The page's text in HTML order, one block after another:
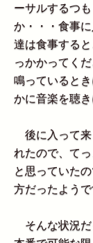
ーサルするつ
か・・・食事
達は食事する
っかかってく
鳴っていると
かに音楽を聴
後に入って来
れたので、て
と思っていた
方だったようで
そんな状況だ